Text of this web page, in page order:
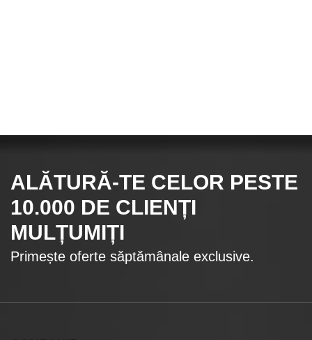
ALĂTURĂ-TE CELOR PESTE
10.000 DE CLIENȚI
MULȚUMIȚI
Primește oferte săptămânale exclusive.